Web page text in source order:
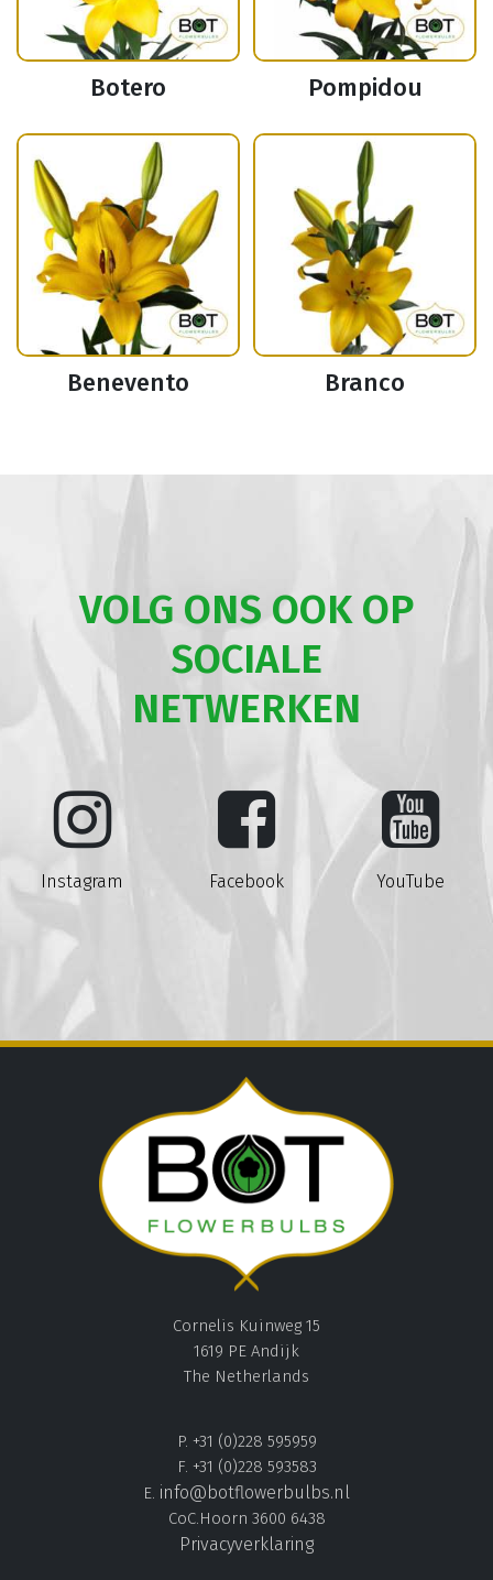
Botero Pompidou
Benevento Branco
VOLG ONS OOK OP
SOCIALE
NETWERKEN
Instagram Facebook YouTube
Cornelis Kuinweg 15
1619 PE Andijk
The Netherlands
P. +31 (0)228 595959
F. +31 (0)228 593583
E. info@botflowerbulbs.nl
CoC.Hoorn 3600 6438
Privacyverklaring